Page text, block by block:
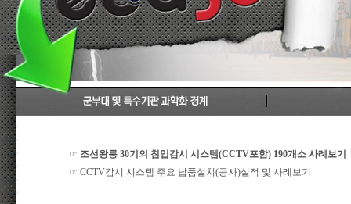
☞ 조선왕릉 30기의 침입감시 시스템(CCTV포함) 190개소 사례보기
☞ CCTV감시 시스템 주요 납품설치(공사)실적 및 사례보기